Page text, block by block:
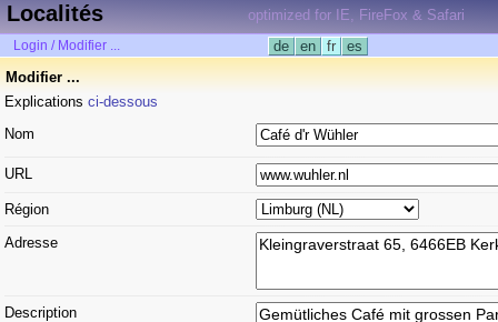
Localités optimized for IE, FireFox & Safari
Login / Modifier ... de en fr
es
Modifier ...
Explications ci-dessous
Nom
URL
Région
Adresse
Description